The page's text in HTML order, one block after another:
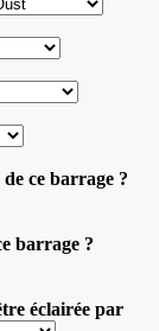
ce barrage ?
barrage ?
éclairée par